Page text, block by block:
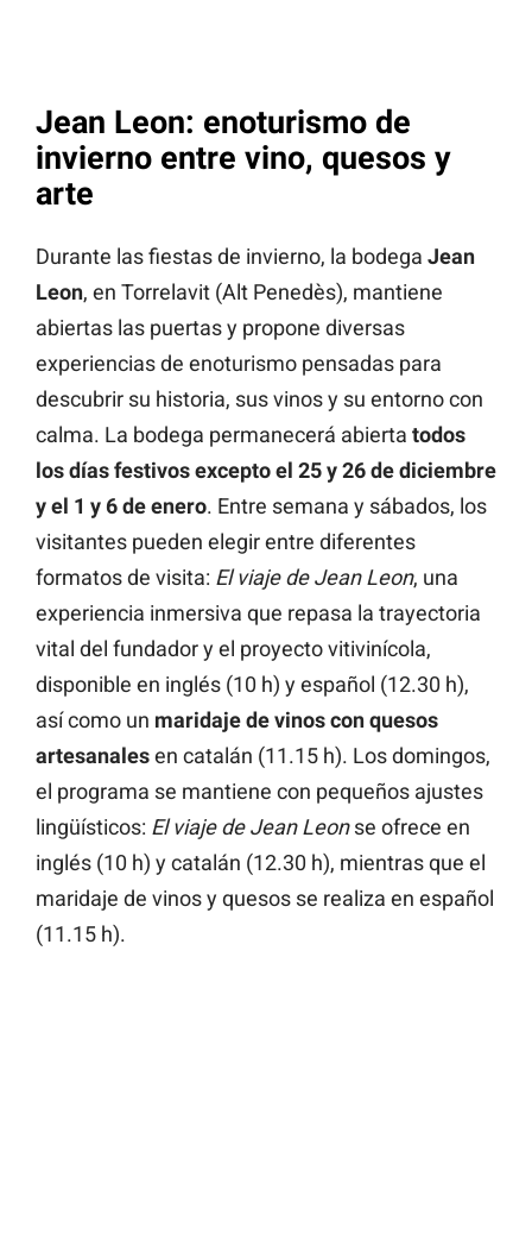
Jean Leon: enoturismo de
invierno entre vino, quesos y
arte
Durante las fiestas de invierno, la bodega Jean
Leon, en Torrelavit (Alt Penedès), mantiene
abiertas las puertas y propone diversas
experiencias de enoturismo pensadas para
descubrir su historia, sus vinos y su entorno con
calma. La bodega permanecerá abierta todos
los días festivos excepto el 25 y 26 de diciembre
y el 1 y 6 de enero. Entre semana y sábados, los
visitantes pueden elegir entre diferentes
formatos de visita: El viaje de Jean Leon, una
experiencia inmersiva que repasa la trayectoria
vital del fundador y el proyecto vitivinícola,
disponible en inglés (10 h) y español (12.30 h),
así como un maridaje de vinos con quesos
artesanalesen catalán (11.15 h). Los domingos,
el programa se mantiene con pequeños ajustes
lingüísticos: El viaje de Jean Leonse ofrece en
inglés (10 h) y catalán (12.30 h), mientras que el
maridaje de vinos y quesos se realiza en español
(11.15 h).